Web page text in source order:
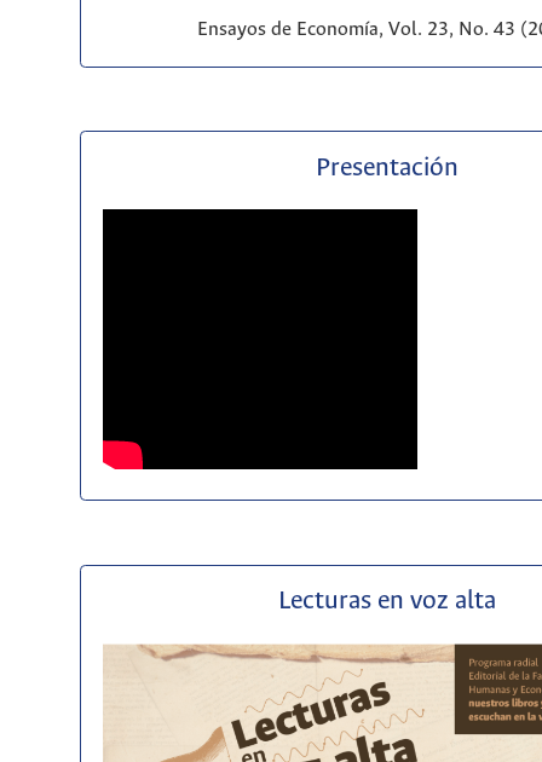
Ensayos de Economía, Vol. 23, No. 43
Presentación
Lecturas en voz alta